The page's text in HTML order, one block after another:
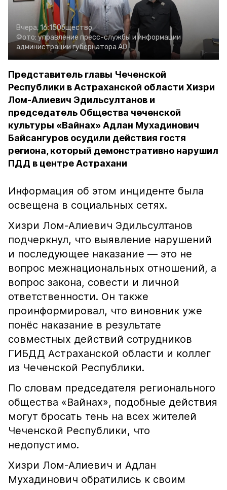
Вчера, 16:15Общество
Фото: управление пресс-службы и информации
администрации губернатора АО
Представитель главы Чеченской
Республики в Астраханской области Хизри
Лом-Алиевич Эдильсултанов и
председатель Общества чеченской
культуры «Вайнах» Адлан Мухадинович
Байсангуров осудили действия гостя
региона, который демонстративно нарушил
ПДД в центре Астрахани
Информация об этом инциденте была
освещена в социальных сетях.
Хизри Лом-Алиевич Эдильсултанов
подчеркнул, что выявление нарушений
и последующее наказание — это не
вопрос межнациональных отношений, а
вопрос закона, совести и личной
ответственности. Он также
проинформировал, что виновник уже
понёс наказание в результате
совместных действий сотрудников
ГИБДД Астраханской области и коллег
из Чеченской Республики.
По словам председателя регионального
общества «Вайнах», подобные действия
могут бросать тень на всех жителей
Чеченской Республики, что
недопустимо.
Хизри Лом-Алиевич и Адлан
Мухадинович обратились к своим